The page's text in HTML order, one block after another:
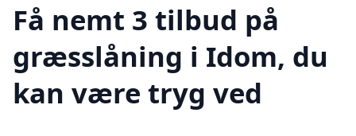
Få nemt 3 tilbud på
græsslåning i Idom, du
kan være tryg ved